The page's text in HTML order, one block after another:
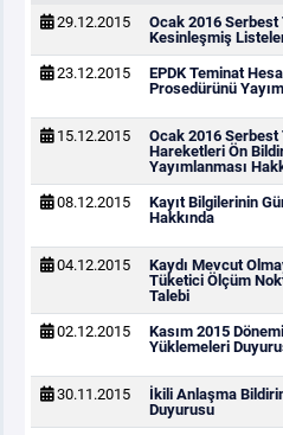
DUYURULAR
BT HİZMET YÖNETİM
29.12.2015
Ocak 2016
Kesinleşmiş
23.12.2015
EPDK Teminat
Prosedürünü
15.12.2015
Ocak 2016
Hareketleri Ön
Yayımlanması
08.12.2015
Kayıt Bilgilerinin
Hakkında
04.12.2015
Kaydı Mevcut
Tüketici Ölçüm
Talebi
02.12.2015
Kasım 2015
Yüklemeleri
30.11.2015
İkili Anlaşma
Duyurusu